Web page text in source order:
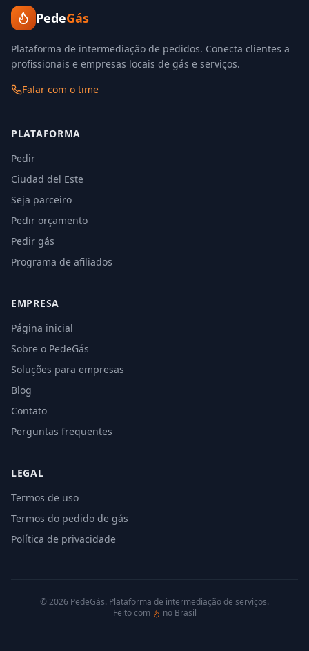
PedeGás
Plataforma de intermediação de pedidos. Conecta clientes a
profissionais e empresas locais de gás e serviços.
Falar com o time
PLATAFORMA
Pedir
Ciudad del Este
Seja parceiro
Pedir orçamento
Pedir gás
Programa de afiliados
EMPRESA
Página inicial
Sobre o PedeGás
Soluções para empresas
Blog
Contato
Perguntas frequentes
LEGAL
Termos de uso
Termos do pedido de gás
Política de privacidade
©2026 PedeGás. Plataforma de intermediação de serviços.
Feito com
no Brasil